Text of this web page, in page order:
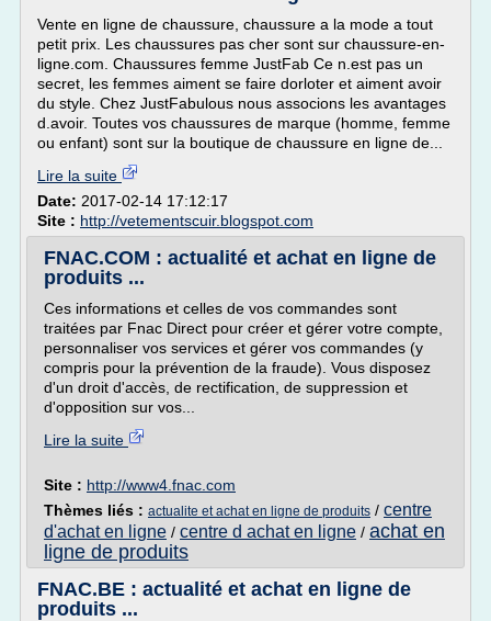
Vente en ligne de chaussure, chaussure a la mode a tout
petit prix. Les chaussures pas cher sont sur chaussure-en-
ligne.com. Chaussures femme JustFab Ce n.est pas un
secret, les femmes aiment se faire dorloter et aiment avoir
du style. Chez JustFabulous nous associons les avantages
d.avoir. Toutes vos chaussures de marque (homme, femme
ou enfant) sont sur la boutique de chaussure en ligne de...
Lire la suite
Date: 2017-02-14 17:12:17
Site : http://vetementscuir.blogspot.com
FNAC.COM : actualité et achat en ligne de
produits ...
Ces informations et celles de vos commandes sont
traitées par Fnac Direct pour créer et gérer votre compte,
personnaliser vos services et gérer vos commandes (y
compris pour la prévention de la fraude). Vous disposez
d'un droit d'accès, de rectification, de suppression et
d'opposition sur vos...
Lire la suite
Site : http://www4.fnac.com
Thèmes liés : actualite et achat en ligne de produits / centre
d'achat en ligne / centre d achat en ligne / achat en
ligne de produits
FNAC.BE : actualité et achat en ligne de
produits ...